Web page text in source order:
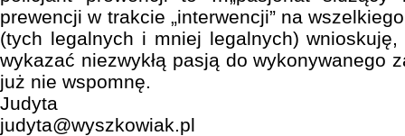
prewencji w trakcie „interwencji” na
(tych legalnych i mniej legalnych)
wykazać niezwykłą pasją do wykonywanego
już nie wspomnę.
Judyta
judyta@wyszkowiak.pl